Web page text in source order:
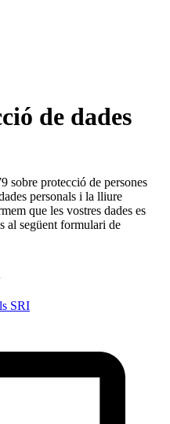
de dades
sobre protecció de persones
personals i la lliure
que les vostres dades es
al següent formulari de
SRI